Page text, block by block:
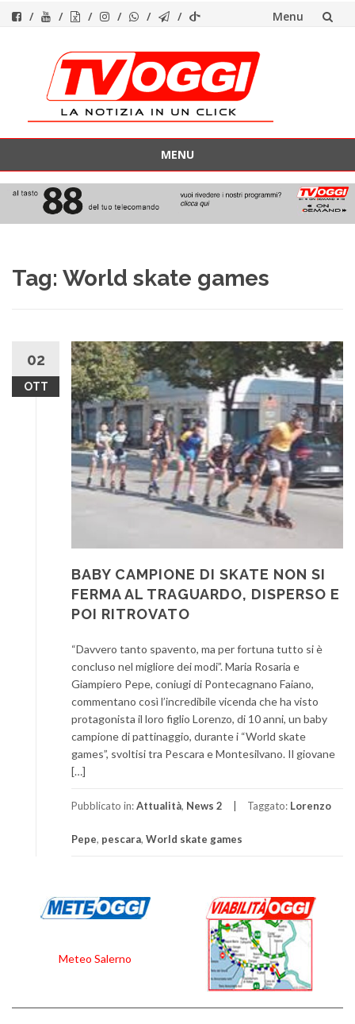
Menu
contenuto
MENU
contenuto
Tag: World skate games
02
OTT
BABY CAMPIONE DI SKATE NON SI
FERMA AL TRAGUARDO, DISPERSO E
POI RITROVATO
“Davvero tanto spavento, ma per fortuna tutto si è
concluso nel migliore dei modi”. Maria Rosaria e
Giampiero Pepe, coniugi di Pontecagnano Faiano,
commentano così l’incredibile vicenda che ha visto
protagonista il loro figlio Lorenzo, di 10 anni, un baby
campione di pattinaggio, durante i “World skate
games”, svoltisi tra Pescara e Montesilvano. Il giovane
[…]
Pubblicato in:Attualità, News 2 Taggato: Lorenzo
Pepe, pescara, World skate games
Meteo Salerno